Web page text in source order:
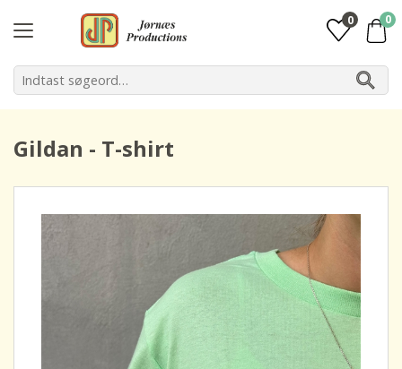
0 0
Gildan - T-shirt